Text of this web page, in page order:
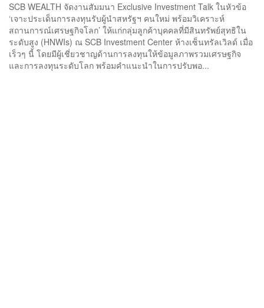
SCB WEALTH จัดงานสัมมนา Exclusive Investment Talk ในหัวข้อ
‘เจาะประเด็นการลงทุนรับผู้นำสหรัฐฯ คนใหม่ พร้อมวิเคราะห์
สถานการณ์เศรษฐกิจโลก’ ให้แก่กลุ่มลูกค้าบุคคลที่มีสินทรัพย์สุทธิใน
ระดับสูง (HNWIs) ณ SCB Investment Center ห้างเซ็นทรัลเวิลด์ เมื่อ
เร็วๆ นี้ โดยมีผู้เชี่ยวชาญด้านการลงทุนให้ข้อมูลภาพรวมเศรษฐกิจ
และการลงทุนระดับโลก พร้อมคำแนะนำในการปรับพอ...